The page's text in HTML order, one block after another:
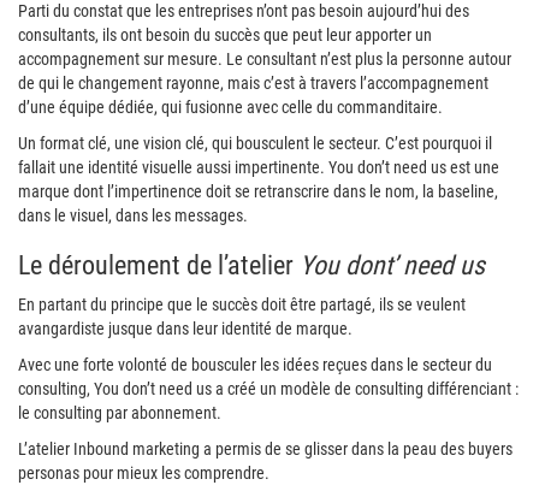
Parti du constat que les entreprises n’ont pas besoin aujourd’hui des
consultants, ils ont besoin du succès que peut leur apporter un
accompagnement sur mesure. Le consultant n’est plus la personne autour
de qui le changement rayonne, mais c’est à travers l’accompagnement
d’une équipe dédiée, qui fusionne avec celle du commanditaire.
Un format clé, une vision clé, qui bousculent le secteur. C’est pourquoi il
fallait une identité visuelle aussi impertinente. You don’t need us est une
marque dont l’impertinence doit se retranscrire dans le nom, la baseline,
dans le visuel, dans les messages.
Le déroulement de l’atelier You dont’ need us
En partant du principe que le succès doit être partagé, ils se veulent
avangardiste jusque dans leur identité de marque.
Avec une forte volonté de bousculer les idées reçues dans le secteur du
consulting, You don’t need us a créé un modèle de consulting différenciant :
le consulting par abonnement.
L’atelier Inbound marketing a permis de se glisser dans la peau des buyers
personas pour mieux les comprendre.